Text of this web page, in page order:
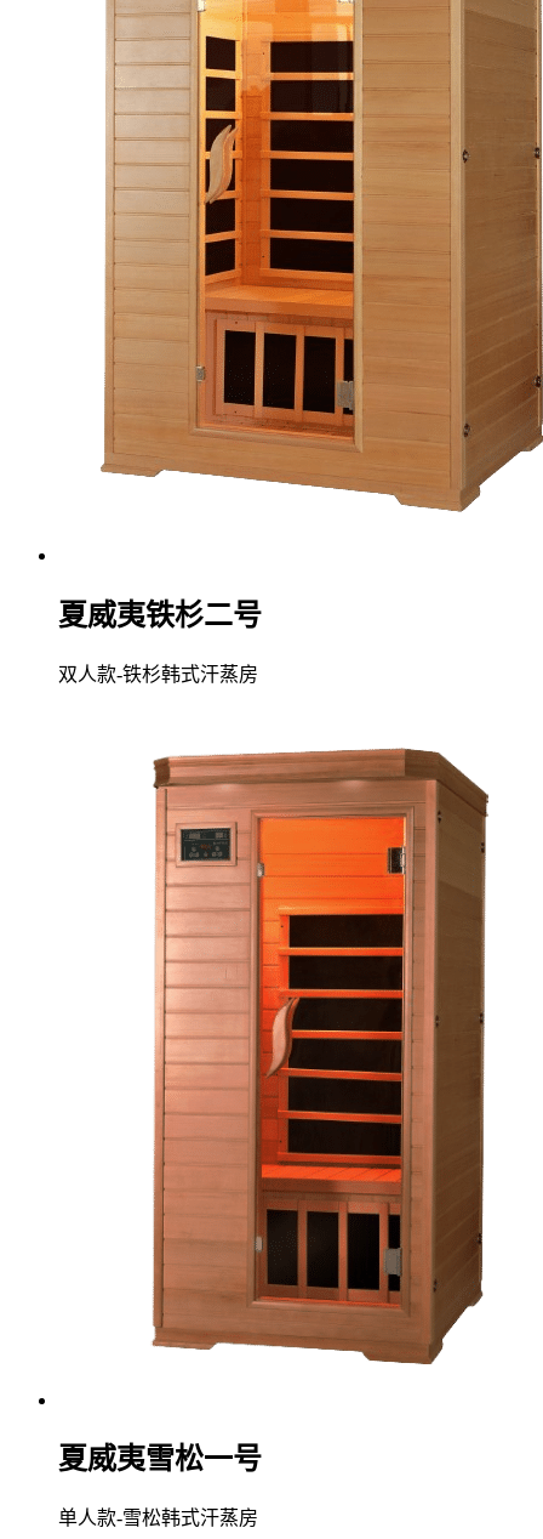
夏威夷铁杉二号
双人款-铁杉韩式汗蒸房
夏威夷雪松一号
单人款-雪松韩式汗蒸房